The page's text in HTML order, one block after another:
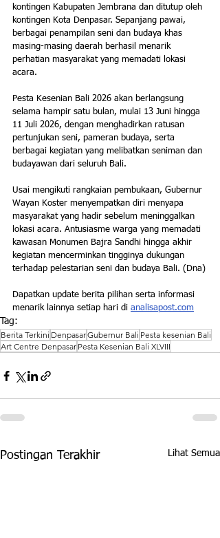
kontingen Kabupaten Jembrana dan ditutup oleh
kontingen Kota Denpasar. Sepanjang pawai,
berbagai penampilan seni dan budaya khas
masing-masing daerah berhasil menarik
perhatian masyarakat yang memadati lokasi
acara.
Pesta Kesenian Bali 2026 akan berlangsung
selama hampir satu bulan, mulai 13 Juni hingga
11 Juli 2026, dengan menghadirkan ratusan
pertunjukan seni, pameran budaya, serta
berbagai kegiatan yang melibatkan seniman dan
budayawan dari seluruh Bali.
Usai mengikuti rangkaian pembukaan, Gubernur
Wayan Koster menyempatkan diri menyapa
masyarakat yang hadir sebelum meninggalkan
lokasi acara. Antusiasme warga yang memadati
kawasan Monumen Bajra Sandhi hingga akhir
kegiatan mencerminkan tingginya dukungan
terhadap pelestarian seni dan budaya Bali. (Dna)
Dapatkan update berita pilihan serta informasi
menarik lainnya setiap hari di analisapost.com
Tag:
Berita Terkini DenpasarGubernur Bali Pesta kesenian Bali
Art Centre Denpasar Pesta Kesenian Bali XLVIII
Postingan Terakhir Lihat Semua